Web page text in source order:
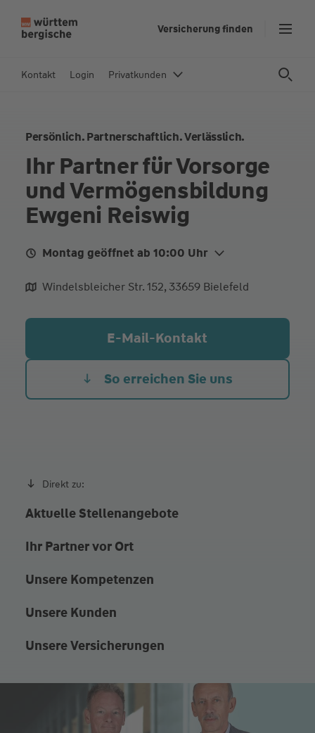
In
Versicherung finden
Kontakt Login Privatkunden
Persönlich. Partnerschaftlich. Verlässlich.
Ihr Partner für Vorsorge
und Vermögensbildung
Ewgeni Reiswig
Montag geöffnet ab 10:00 Uhr
Mo.
10:00 - 13:00
14:00 - 18:00
und nach persönlicher Vereinbarung außerhalb der
Öffnungszeiten
Windelsbleicher Str. 152, 33659 Bielefeld
E-Mail-Kontakt
So erreichen Sie uns
Direkt zu:
Aktuelle Stellenangebote
Ihr Partner vor Ort
Unsere Kompetenzen
Unsere Kunden
Unsere Versicherungen